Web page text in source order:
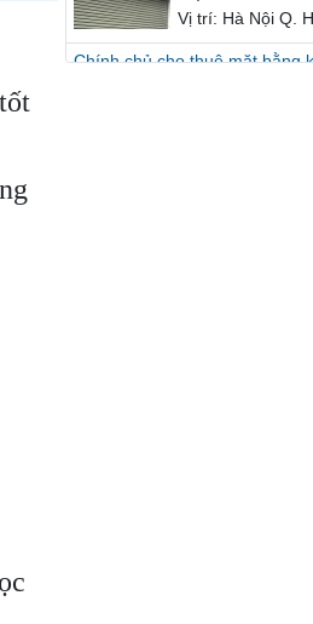
số 258 Âu Cơ, Tây Hồ, Hà Nội.
Diện tích:110 m2